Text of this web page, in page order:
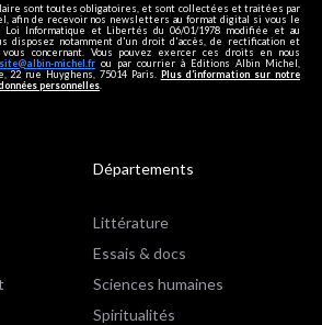
sont toutes obligatoires, et sont collectées et traitées par
afin de recevoir nos newsletters au format digital si vous le
Loi Informatique et Libertés du 06/01/1978 modifiée et au
disposez notamment d'un droit d'accès, de rectification et
vous concernant. Vous pouvez exercer ces droits en nous
michel.fr ou par courrier à Editions Albin Michel,
22 rue Huyghens, 75014 Paris. Plus d’information sur notre
personnelles
Départements
Littérature
Essais & docs
Sciences humaines
Spiritualités